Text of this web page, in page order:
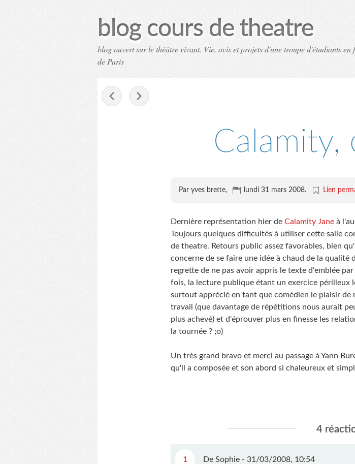
blog cours de theatre
blog ouvert sur le théâtre vivant. Vie, avis et projets d'une troupe d'étudiants
de Paris
Calamity,
Par yves brette, lundi 31 mars 2008. Lien
Dernière représentation hier de Calamity Jane à
Toujours quelques difficultés à utiliser cette salle
de theatre. Retours public assez favorables, bien
concerne de se faire une idée à chaud de la
regrette de ne pas avoir appris le texte d'emblée
fois, la lecture publique étant un exercice périlleux
surtout apprécié en tant que comédien le plaisir de
travail (que davantage de répétitions nous aurait
plus achevé) et d'éprouver plus en finesse les
la tournée ? ;o)
Un très grand bravo et merci au passage à Yann
qu'il a composée et son abord si chaleureux et
4
1 De Sophie - 31/03/2008, 10:54